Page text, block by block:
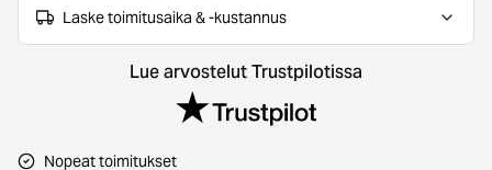
Laske toimitusaika & -kustannus
Lue arvostelut Trustpilotissa
Nopeat toimitukset